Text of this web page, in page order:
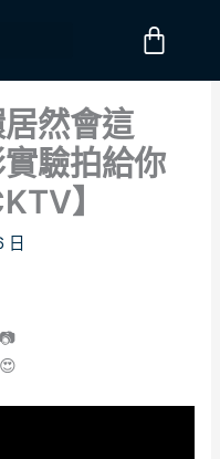
購
然會這
驗拍給你
】
日